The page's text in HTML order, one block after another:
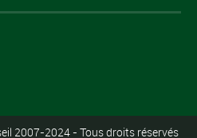
2007-2024 - Tous droits réservés